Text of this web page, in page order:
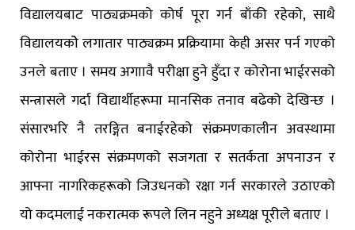
विद्यालयबाट पाठ्यक्रमको कोर्ष पूरा गर्न बाँकी रहेको, साथै
विद्यालयकोे लगातार पाठ्यक्रम प्रक्रियामा केही असर पर्न गएको
उनले बताए । समय अगाावै परीक्षा हुने हुँदा र कोरोना भाईरसको
सन्त्रासले गर्दा विद्यार्थीहरूमा मानसिक तनाव बढेको देखिन्छ ।
संसारभरि नै तरङ्गित बनाईरहेको संक्रमणकालीन अवस्थामा
कोरोना भाईरस संक्रमणको सजगता र सतर्कता अपनाउन र
आफ्ना नागरिकहरूको जिउधनको रक्षा गर्न सरकारले उठाएको
यो कदमलाई नकरात्मक रूपले लिन नहुने अध्यक्ष पूरीले बताए ।